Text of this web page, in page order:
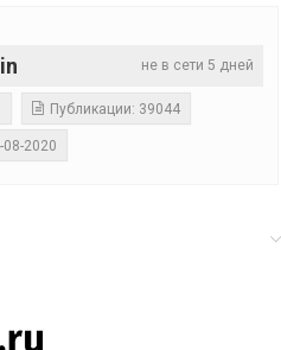
не в сети 5 дней
Публикации: 39044
08-2020